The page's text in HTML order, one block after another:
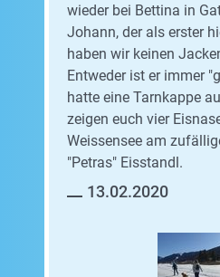
wieder bei Bettina in
Johann, der als erster
haben wir keinen
Entweder ist er immer
hatte eine Tarnkappe
zeigen euch vier
Weissensee am
"Petras" Eisstandl.
13.02.2020